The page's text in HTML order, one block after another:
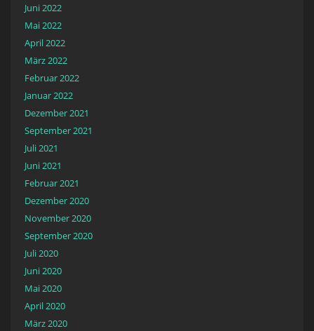
Juni 2022
Mai 2022
April 2022
März 2022
Februar 2022
Januar 2022
Dezember 2021
September 2021
Juli 2021
Juni 2021
Februar 2021
Dezember 2020
November 2020
September 2020
Juli 2020
Juni 2020
Mai 2020
April 2020
März 2020